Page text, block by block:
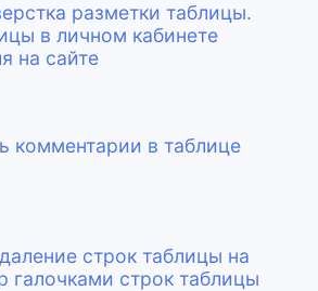
разметки таблицы.
в личном кабинете
на сайте
комментарии в таблице
строк таблицы на
галочками строк таблицы